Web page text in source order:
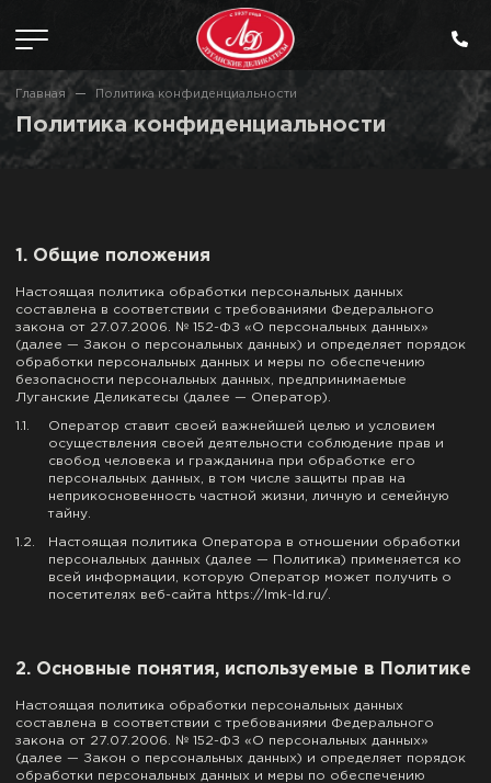
Главная Политика конфиденциальности
Политика конфиденциальности
1. Общие положения
Настоящая политика обработки персональных данных
составлена в соответствии с требованиями Федерального
закона от 27.07.2006. № 152-ФЗ «О персональных данных»
(далее — Закон о персональных данных) и определяет порядок
обработки персональных данных и меры по обеспечению
безопасности персональных данных, предпринимаемые
Луганские Деликатесы (далее — Оператор).
1.
Оператор ставит своей важнейшей целью и условием
осуществления своей деятельности соблюдение прав и
свобод человека и гражданина при обработке его
персональных данных, в том числе защиты прав на
неприкосновенность частной жизни, личную и семейную
тайну.
1.
Настоящая политика Оператора в отношении обработки
персональных данных (далее — Политика) применяется ко
всей информации, которую Оператор может получить о
посетителях веб-сайта https://lmk-ld.ru/.
2. Основные понятия, используемые в Политике
Настоящая политика обработки персональных данных
составлена в соответствии с требованиями Федерального
закона от 27.07.2006. № 152-ФЗ «О персональных данных»
(далее — Закон о персональных данных) и определяет порядок
обработки персональных данных и меры по обеспечению